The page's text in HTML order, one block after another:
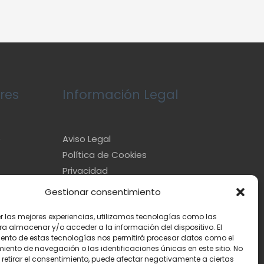
Gestionar consentimiento
las mejores experiencias, utilizamos tecnologías como las
almacenar y/o acceder a la información del dispositivo. El
de estas tecnologías nos permitirá procesar datos como el
de navegación o las identificaciones únicas en este sitio. No
el consentimiento, puede afectar negativamente a ciertas
Información Legal
Aviso Legal
Política de Cookies
Privacidad